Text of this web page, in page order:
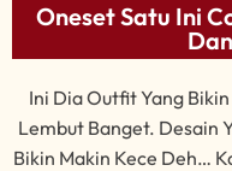
Oneset Satu Ini
Ini Dia Outfit Yang
Lembut Banget. Desain
Bikin Makin Kece Deh…